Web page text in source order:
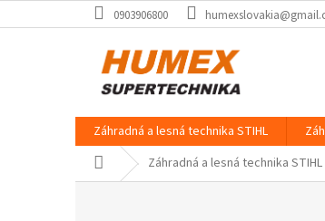
na
0903906800
Záhradná a lesná technika STIHL
Domov Záhradná a lesná technika STIHL